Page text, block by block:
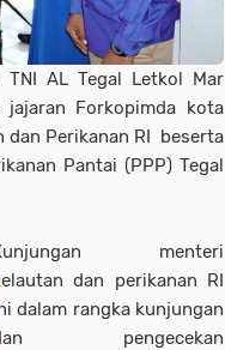
TNI AL Tegal Letkol Mar
jajaran Forkopimda kota
dan Perikanan RI beserta
Pantai (PPP) Tegal
menteri
dan perikanan RI
dalam rangka kunjungan
pengecekan